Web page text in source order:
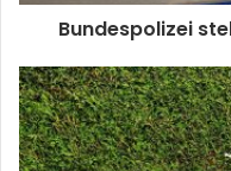
Bundespolizei